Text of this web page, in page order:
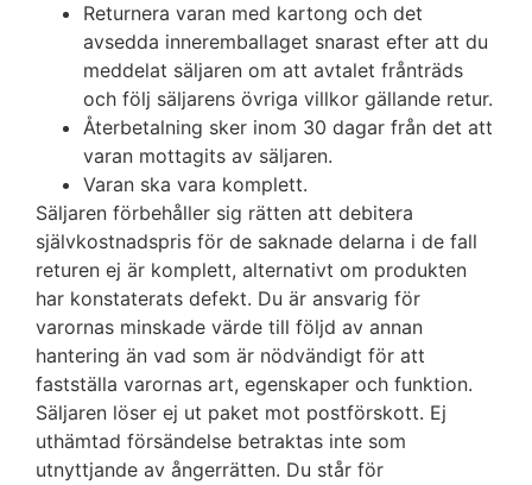
Returnera varan med kartong och det
avsedda inneremballaget snarast efter att du
meddelat säljaren om att avtalet frånträds
och följ säljarens övriga villkor gällande retur.
Återbetalning sker inom 30 dagar från det att
varan mottagits av säljaren.
Varan ska vara komplett.
Säljaren förbehåller sig rätten att debitera
självkostnadspris för de saknade delarna i de fall
returen ej är komplett, alternativt om produkten
har konstaterats defekt. Du är ansvarig för
varornas minskade värde till följd av annan
hantering än vad som är nödvändigt för att
fastställa varornas art, egenskaper och funktion.
Säljaren löser ej ut paket mot postförskott. Ej
uthämtad försändelse betraktas inte som
utnyttjande av ångerrätten. Du står för